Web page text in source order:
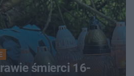
śmierci 16-